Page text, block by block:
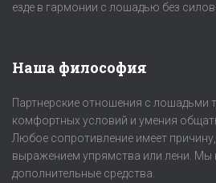
езде в гармонии с лошадью без
Наша философия
Партнерские отношения с лошадьми
комфортных условий и умения
Любое сопротивление имеет причину,
выражением упрямства или лени. Мы
дополнительные средства.